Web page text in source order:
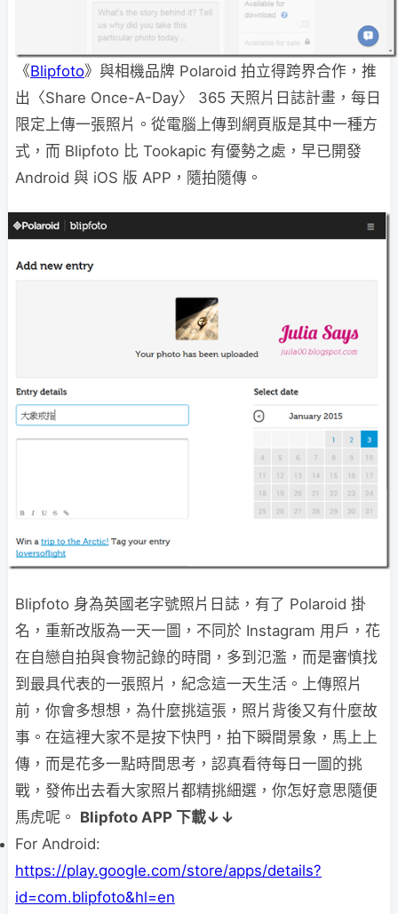
《Blipfoto》與相機品牌 Polaroid 拍立得跨界合作，推
出〈Share Once-A-Day〉 365 天照片日誌計畫，每日
限定上傳一張照片。從電腦上傳到網頁版是其中一種方
式，而 Blipfoto 比 Tookapic 有優勢之處，早已開發
Android 與 iOS 版 APP，隨拍隨傳。
Blipfoto 身為英國老字號照片日誌，有了 Polaroid 掛
名，重新改版為一天一圖，不同於 Instagram 用戶，花
在自戀自拍與食物記錄的時間，多到氾濫，而是審慎找
到最具代表的一張照片，紀念這一天生活。上傳照片
前，你會多想想，為什麼挑這張，照片背後又有什麼故
事。在這裡大家不是按下快門，拍下瞬間景象，馬上上
傳，而是花多一點時間思考，認真看待每日一圖的挑
戰，發佈出去看大家照片都精挑細選，你怎好意思隨便
馬虎呢。 Blipfoto APP 下載↓↓
For Android:
https://play.google.com/store/apps/details?
id=com.blipfoto&hl=en